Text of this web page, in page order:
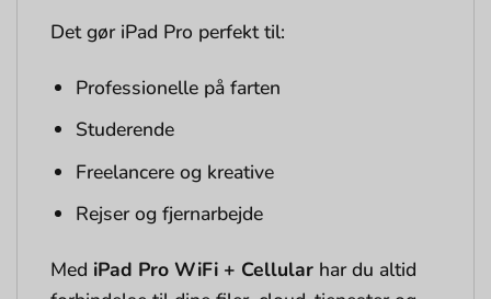
Det gør iPad Pro perfekt til:
Professionelle på farten
Studerende
Freelancere og kreative
Rejser og fjernarbejde
Med iPad Pro WiFi + Cellular har du altid